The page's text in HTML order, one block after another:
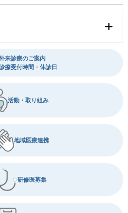
来診療のご案内
療受付時間・休診日
活動・取り組み
地域医療連携
研修医募集